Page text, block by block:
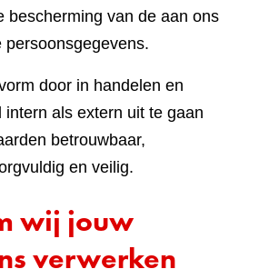
bescherming van de aan ons
persoonsgegevens.
door in handelen en
intern als extern uit te gaan
betrouwbaar,
en veilig.
wij jouw
verwerken